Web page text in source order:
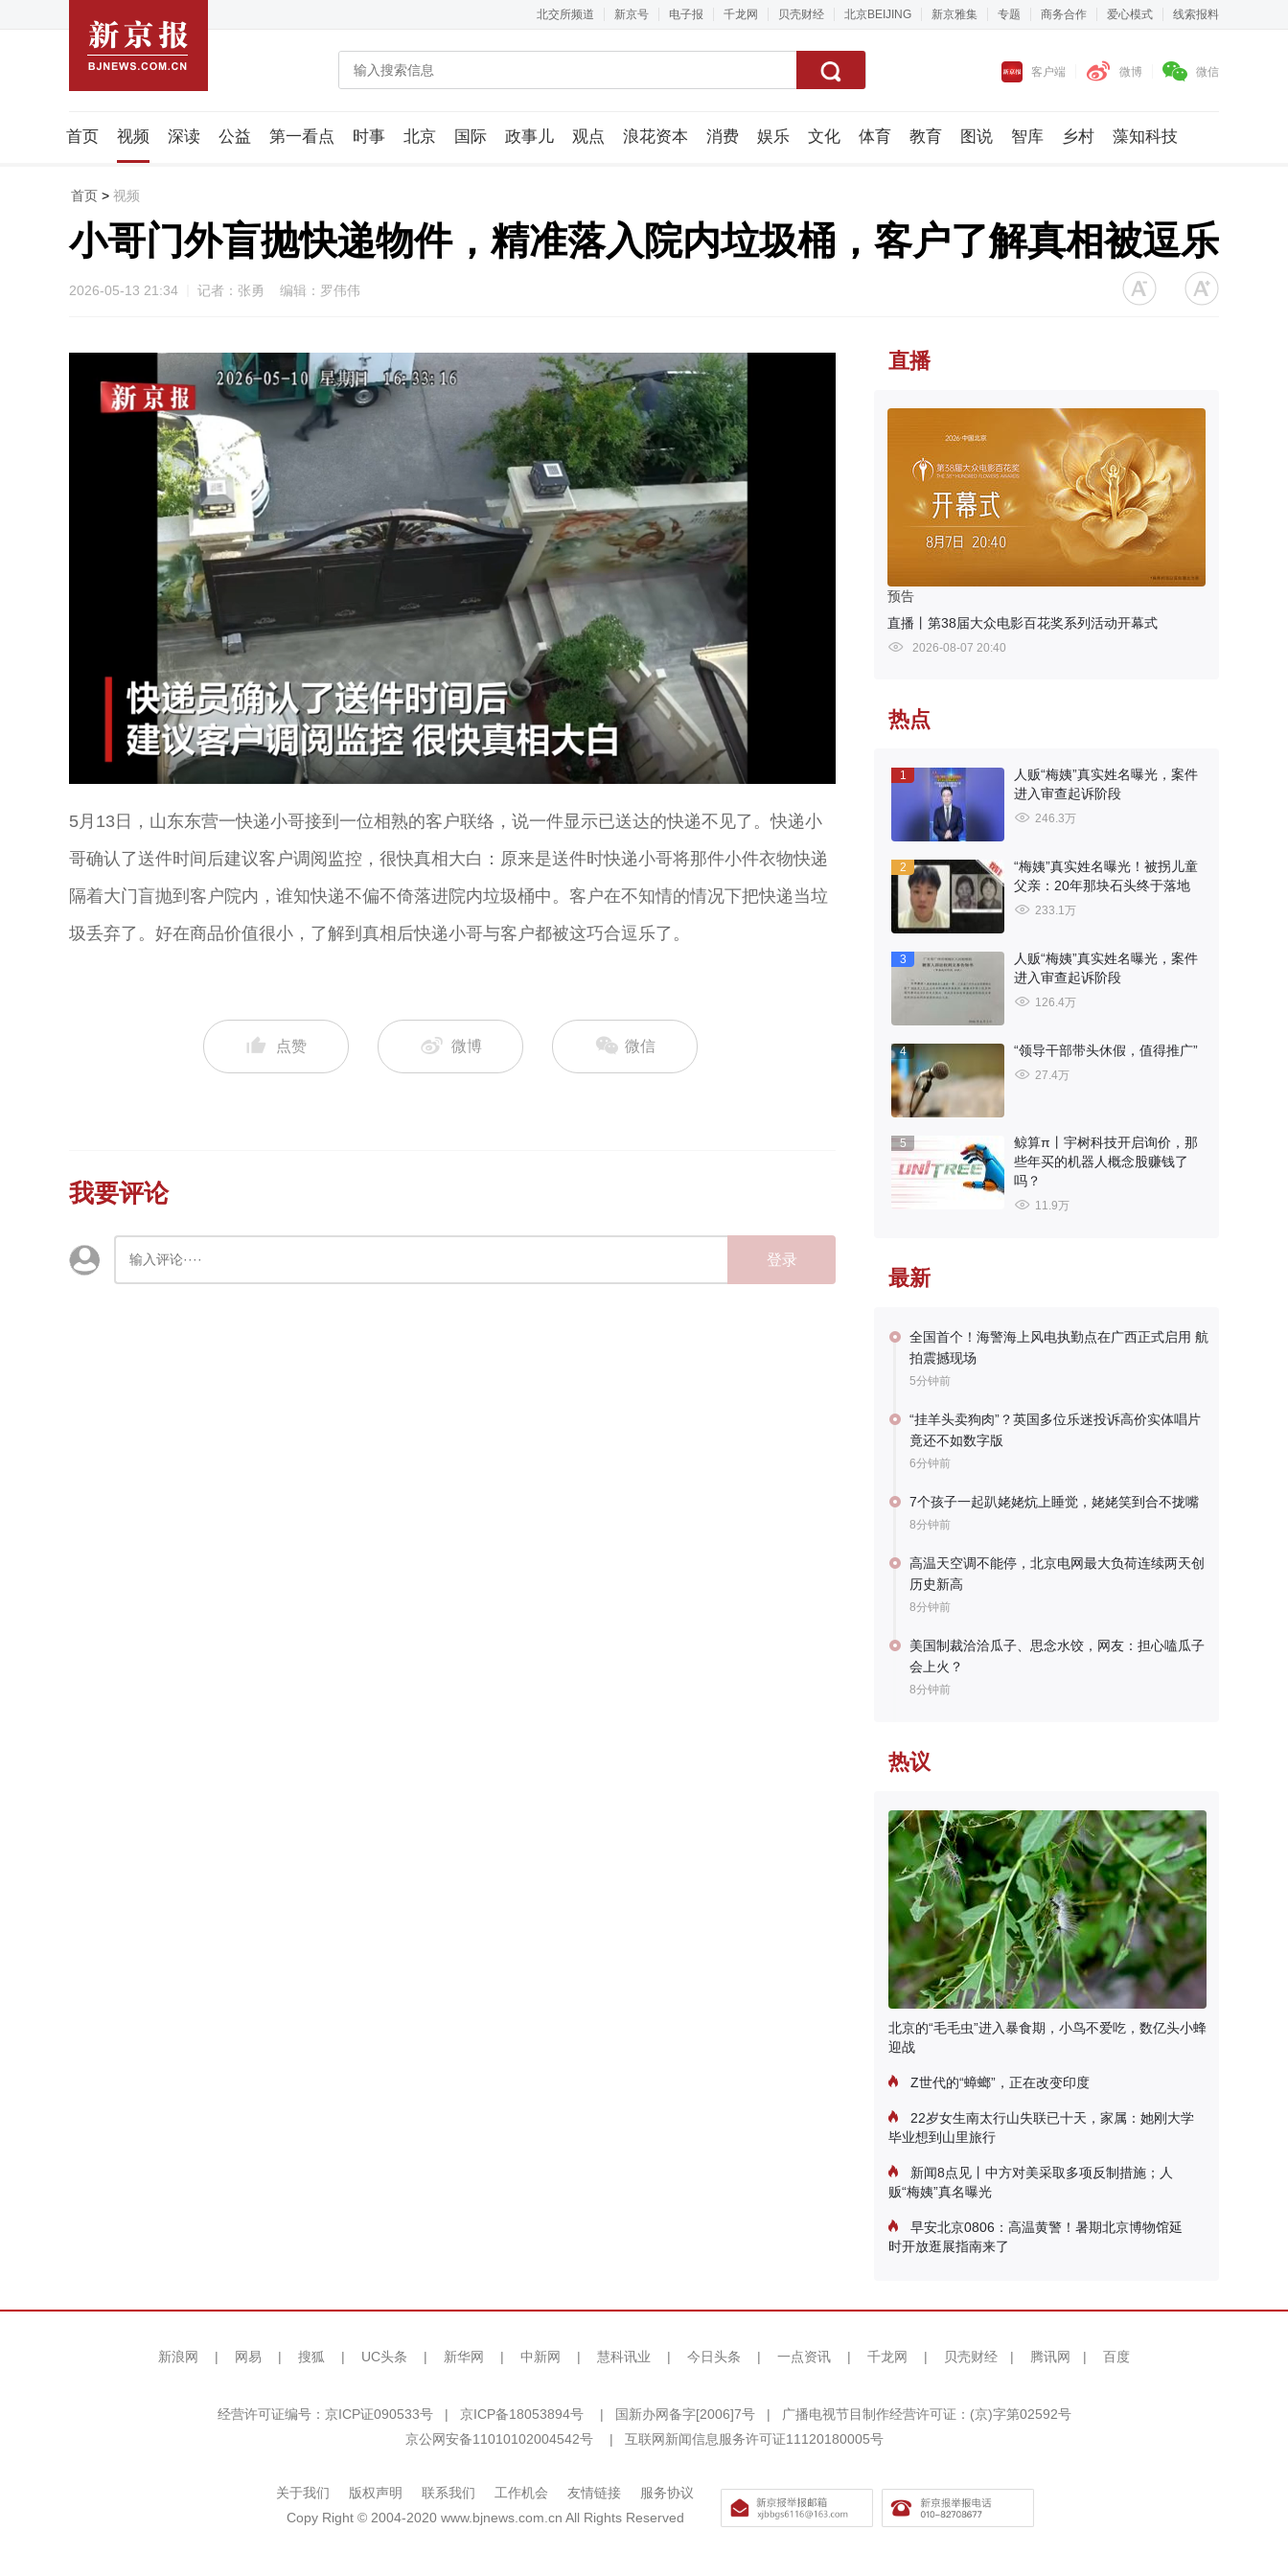
北交所频道 新京号 电子报 千龙网 贝壳财经 北京BEIJING 新京雅集 专题 商务合作 爱心模式 线索报料
客户端 微博 微信
首页 视频 深读 公益 第一看点 时事 北京 国际 政事儿 观点 浪花资本 消费 娱乐 文化 体育 教育 图说 智库 乡村 藻知科技
潮流智造局
首页 > 视频
小哥门外盲抛快递物件，精准落入院内垃圾桶，客户了解真相被逗乐
2026-05-13 21:34 记者：张勇 编辑：罗伟伟
100.00%
5月13日，山东东营一快递小哥接到一位相熟的客户联络，说一件显示已送达的快递不见了。快递小
哥确认了送件时间后建议客户调阅监控，很快真相大白：原来是送件时快递小哥将那件小件衣物快递
隔着大门盲抛到客户院内，谁知快递不偏不倚落进院内垃圾桶中。客户在不知情的情况下把快递当垃
圾丢弃了。好在商品价值很小，了解到真相后快递小哥与客户都被这巧合逗乐了。
点赞 微博 微信
我要评论
登录
直播
预告
直播丨第38届大众电影百花奖系列活动开幕式
2026-08-07 20:40
热点
1
人贩“梅姨”真实姓名曝光，案件
进入审查起诉阶段
246.3万
2
“梅姨”真实姓名曝光！被拐儿童
父亲：20年那块石头终于落地
233.1万
3
人贩“梅姨”真实姓名曝光，案件
进入审查起诉阶段
126.4万
4 “领导干部带头休假，值得推广”
27.4万
5
鲸算π丨宇树科技开启询价，那
些年买的机器人概念股赚钱了
吗？
11.9万
最新
全国首个！海警海上风电执勤点在广西正式启用 航
拍震撼现场
5分钟前
“挂羊头卖狗肉”？英国多位乐迷投诉高价实体唱片
竟还不如数字版
6分钟前
7个孩子一起趴姥姥炕上睡觉，姥姥笑到合不拢嘴
8分钟前
高温天空调不能停，北京电网最大负荷连续两天创
历史新高
8分钟前
美国制裁洽洽瓜子、思念水饺，网友：担心嗑瓜子
会上火？
8分钟前
热议
北京的“毛毛虫”进入暴食期，小鸟不爱吃，数亿头小蜂
迎战
Z世代的“蟑螂”，正在改变印度
22岁女生南太行山失联已十天，家属：她刚大学
毕业想到山里旅行
新闻8点见丨中方对美采取多项反制措施；人
贩“梅姨”真名曝光
早安北京0806：高温黄警！暑期北京博物馆延
时开放逛展指南来了
新浪网 | 网易 | 搜狐 | UC头条 | 新华网 | 中新网 | 慧科讯业 | 今日头条 | 一点资讯 | 千龙网 | 贝壳财经 | 腾讯网 | 百度
经营许可证编号：京ICP证090533号 | 京ICP备18053894号 | 国新办网备字[2006]7号 |
广播电视节目制作经营许可证：(京)字第02592号
京公网安备11010102004542号
| 互联网新闻信息服务许可证11120180005号
关于我们 版权声明 联系我们 工作机会 友情链接
服务协议
Copy Right © 2004-2020 www.bjnews.com.cn All Rights Reserved